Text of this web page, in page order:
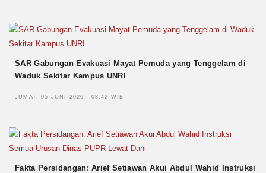
SAR Gabungan Evakuasi Mayat Pemuda yang Tenggelam di
Waduk Sekitar Kampus UNRI
JUMAT, 05 JUNI 2026 - 08:42 WIB
Fakta Persidangan: Arief Setiawan Akui Abdul Wahid Instruksi